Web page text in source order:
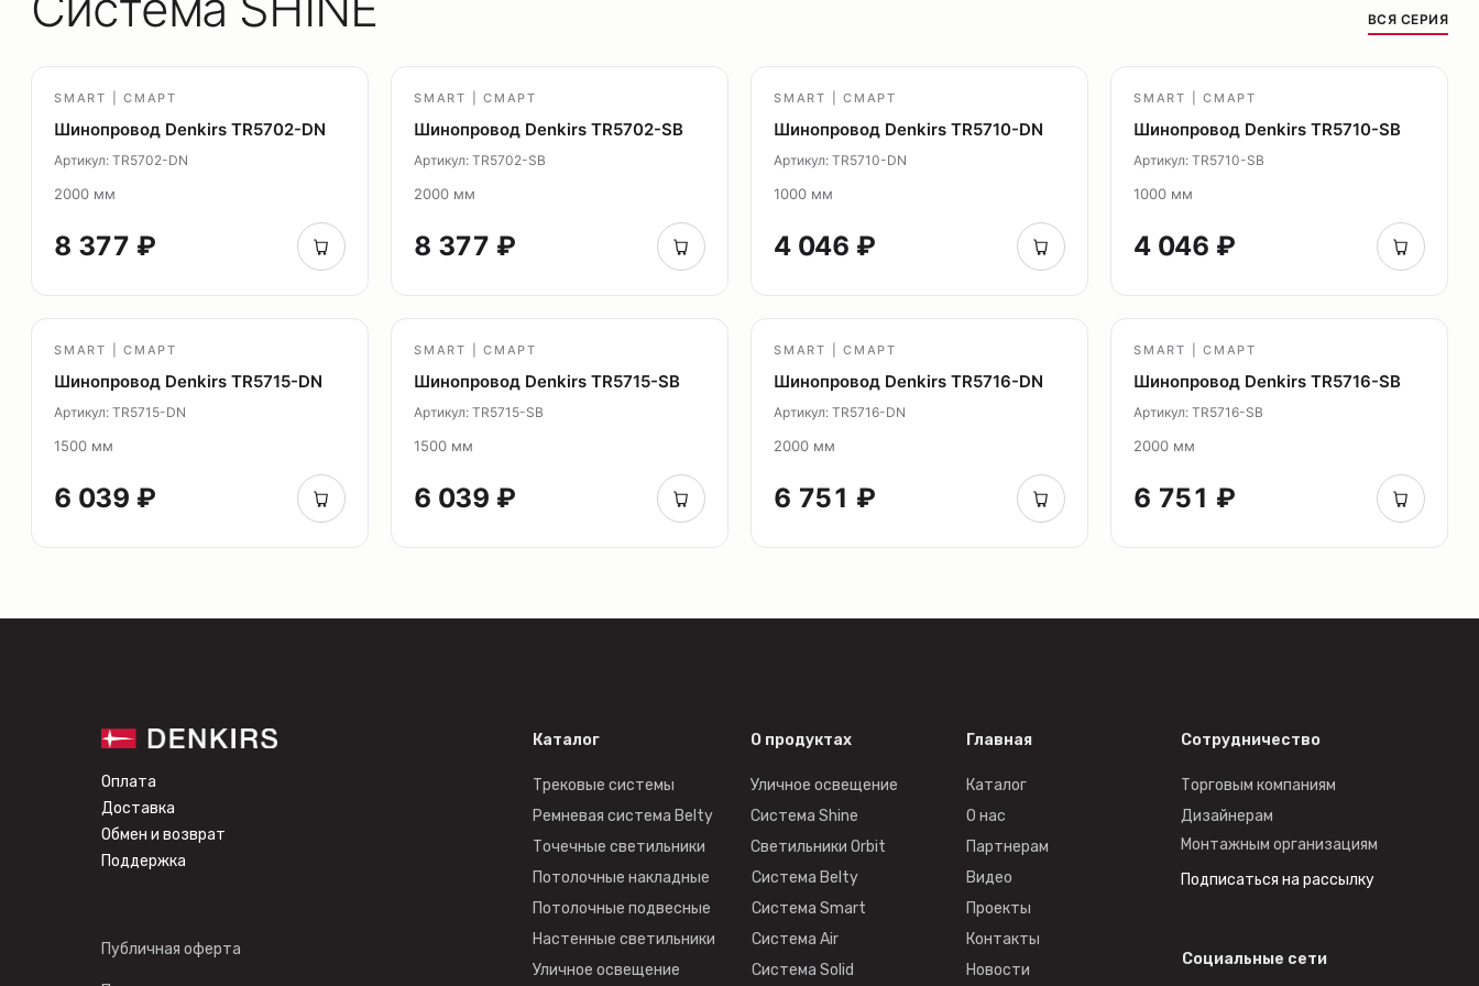
ВСЯ СЕРИЯ
SMART | СМАРТ
Шинопровод Denkirs TR5702-DN
Артикул: TR5702-DN
2000 мм
8 377 ₽
SMART | СМАРТ
Шинопровод Denkirs TR5702-SB
Артикул: TR5702-SB
2000 мм
8 377 ₽
SMART | СМАРТ
Шинопровод Denkirs TR5710-DN
Артикул: TR5710-DN
1000 мм
4 046 ₽
SMART | СМАРТ
Шинопровод Denkirs TR5710-SB
Артикул: TR5710-SB
1000 мм
4 046 ₽
SMART | СМАРТ
Шинопровод Denkirs TR5715-DN
Артикул: TR5715-DN
1500 мм
6 039 ₽
SMART | СМАРТ
Шинопровод Denkirs TR5715-SB
Артикул: TR5715-SB
1500 мм
6 039 ₽
SMART | СМАРТ
Шинопровод Denkirs TR5716-DN
Артикул: TR5716-DN
2000 мм
6 751 ₽
SMART | СМАРТ
Шинопровод Denkirs TR5716-SB
Артикул: TR5716-SB
2000 мм
6 751 ₽
Трековые системы
Потолочные накладные
Ремневая система Belty
Потолочные подвесные
Точечные светильники
Настенные светильники
Уличное освещение
Каталог
Каталог
О нас
Партнерам
Контакты
Новости
Монтажным организациям
Главная
Видео
Система Solid
О продуктах
Система Smart
Система Air
Система Belty
Социальные сети
Дизайнерам
Сотрудничество
Торговым компаниям
Проекты
Публичная оферта
Обмен и возврат
Доставка
Оплата
Поддержка
Уличное освещение
Система Shine
Светильники Orbit
Подписаться на рассылку